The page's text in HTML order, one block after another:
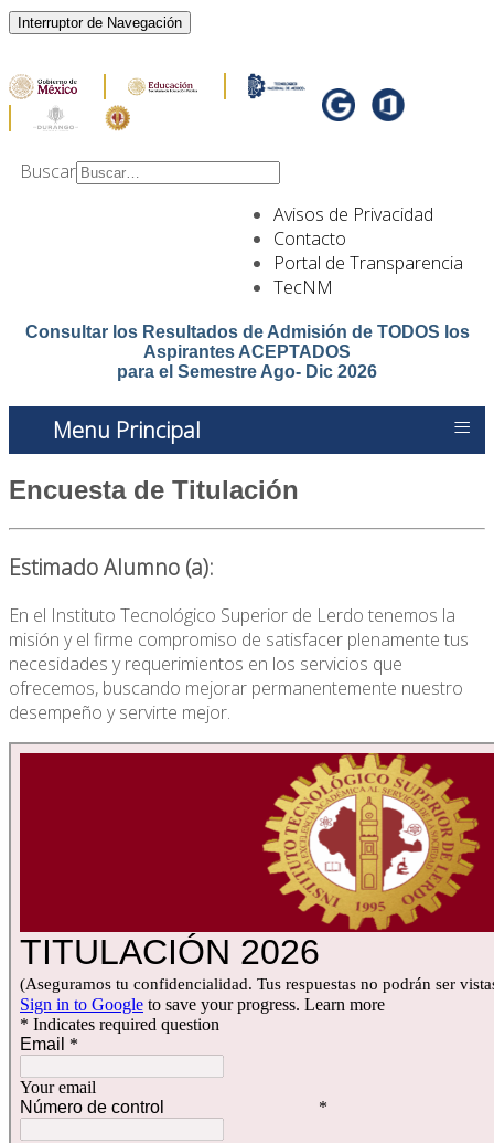
Interruptor de Navegación
Buscar
Avisos de Privacidad
Contacto
Portal de Transparencia
TecNM
Consultar los Resultados de Admisión de TODOS los
Aspirantes ACEPTADOS
para el Semestre Ago- Dic 2026
Menu Principal ≡
Encuesta de Titulación
Estimado Alumno (a):
En el Instituto Tecnológico Superior de Lerdo tenemos la
misión y el firme compromiso de satisfacer plenamente tus
necesidades y requerimientos en los servicios que
ofrecemos, buscando mejorar permanentemente nuestro
desempeño y servirte mejor.